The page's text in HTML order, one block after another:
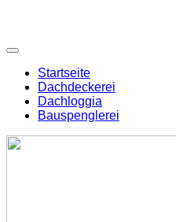
Startseite
Dachdeckerei
Dachloggia
Bauspenglerei